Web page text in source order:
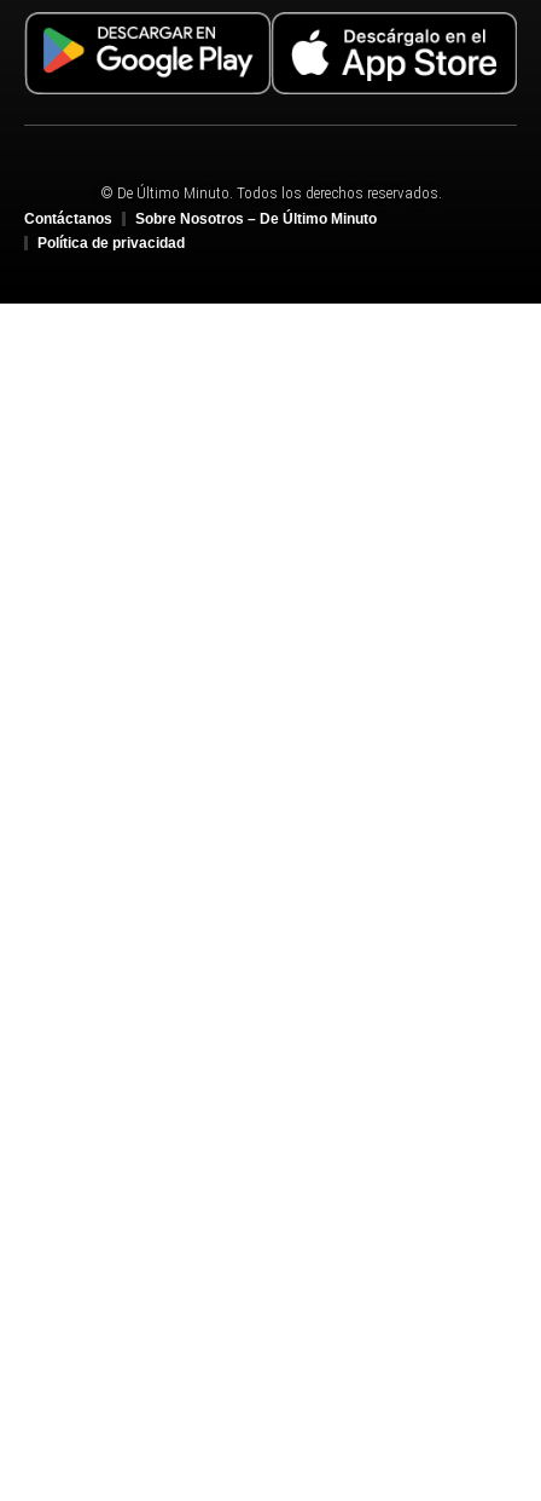
© De Último Minuto. Todos los derechos reservados.
Contáctanos
Sobre Nosotros – De Último Minuto
Política de privacidad